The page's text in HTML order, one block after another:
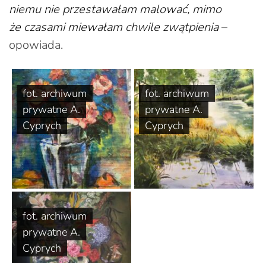
niemu nie przestawałam malować, mimo
że czasami miewałam chwile zwątpienia–
opowiada.
fot. archiwum
prywatne A.
Cyprych
fot. archiwum
prywatne A.
Cyprych
fot. archiwum
prywatne A.
Cyprych